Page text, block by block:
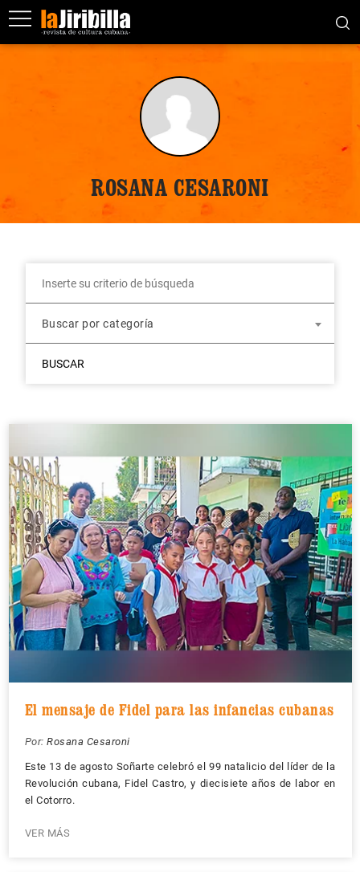
ROSANA CESARONI
Buscar por categoría
BUSCAR
El mensaje de Fidel para las infancias cubanas
Por: Rosana Cesaroni
Este 13 de agosto Soñarte celebró el 99 natalicio del líder de la
Revolución cubana, Fidel Castro, y diecisiete años de labor en
el Cotorro.
VER MÁS